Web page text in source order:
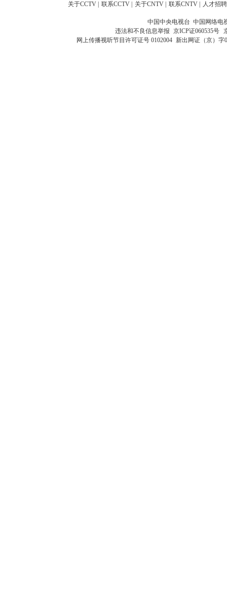
关于CCTV 联系CCTV 关于CNTV 联系CNTV 人才招聘
中国中央电视台 中国网络电
违法和不良信息举报 京ICP证060535号
网上传播视听节目许可证号 0102004 新出网证（京）